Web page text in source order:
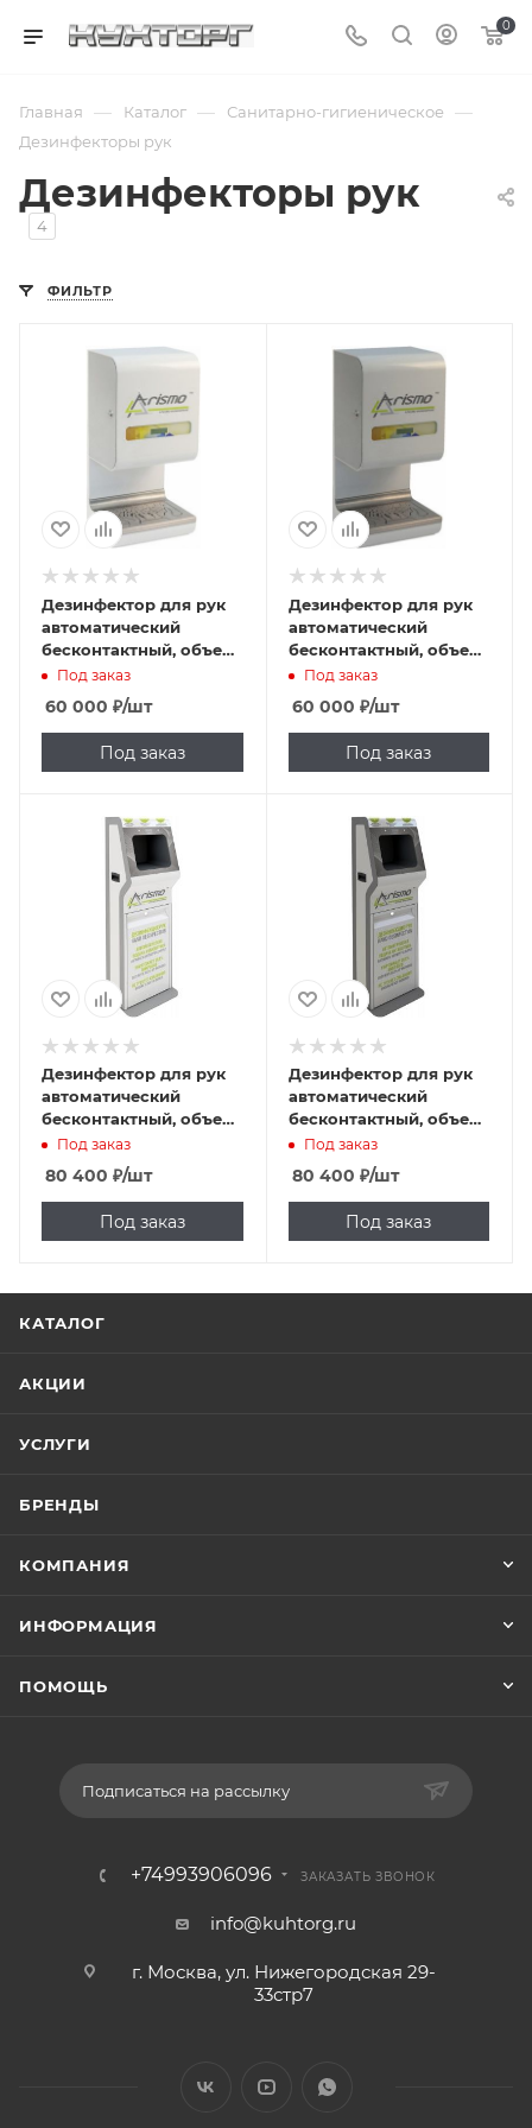
0
Главная — Каталог — Санитарно-гигиеническое —
Дезинфекторы рук
Дезинфекторы рук
4
ФИЛЬТР
Дезинфектор для рук
автоматический
бесконтактный, объем
бака 1л, настенный,
серый, Арисмо-
Инжиниринг, ArD-04
серый
Под заказ
60 000 ₽/шт
Под заказ
Дезинфектор для рук
автоматический
бесконтактный, объем
бака 1л, настенный,
темно-серый, Арисмо-
Инжиниринг, ArD-04
темно-серый
Под заказ
60 000 ₽/шт
Под заказ
Дезинфектор для рук
автоматический
бесконтактный, объем
бака 5л, напольный,
серый, Арисмо-
Инжиниринг, ArD-06
Под заказ
80 400 ₽/шт
Под заказ
Дезинфектор для рук
автоматический
бесконтактный, объем
бака 5л, напольный,
темно-серый, Арисмо-
Инжиниринг, ArD-06
Под заказ
80 400 ₽/шт
Под заказ
КАТАЛОГ
АКЦИИ
УСЛУГИ
БРЕНДЫ
КОМПАНИЯ
ИНФОРМАЦИЯ
ПОМОЩЬ
Подписаться на рассылку
+74993906096 ЗАКАЗАТЬ ЗВОНОК
info@kuhtorg.ru
г. Москва, ул. Нижегородская 29-
33стр7